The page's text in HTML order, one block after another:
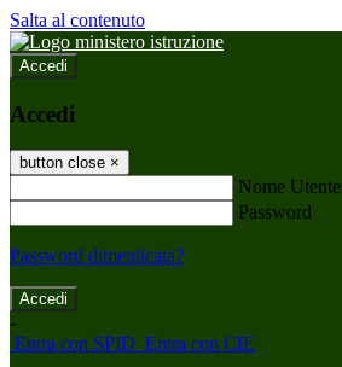
Salta al contenuto
Accedi
Accedi
button close ×
Nome Utente
Password
Password dimenticata?
-
Entra con SPID Entra con CIE